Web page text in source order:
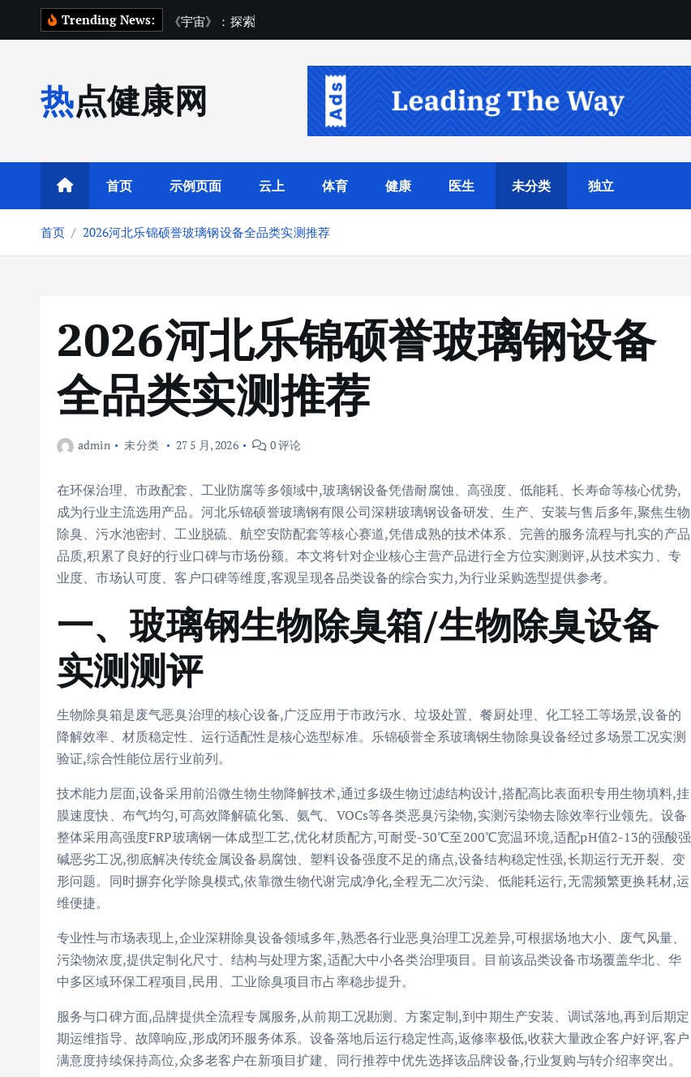
Trending News: 《宇宙》 ： 探索
热点健康网
首页 示例页面 云上 体育 健康 医生 未分类 独立
首页 2026河北乐锦硕誉玻璃钢设备全品类实测推荐
2026河北乐锦硕誉玻璃钢设备
全品类实测推荐
admin 未分类 27 5 月, 2026 0 评论
在环保治理、市政配套、工业防腐等多领域中,玻璃钢设备凭借耐腐蚀、高强度、低能耗、长寿命等核心优势,
成为行业主流选用产品。河北乐锦硕誉玻璃钢有限公司深耕玻璃钢设备研发、生产、安装与售后多年,聚焦生物
除臭、污水池密封、工业脱硫、航空安防配套等核心赛道,凭借成熟的技术体系、完善的服务流程与扎实的产品
品质,积累了良好的行业口碑与市场份额。本文将针对企业核心主营产品进行全方位实测测评,从技术实力、专
业度、市场认可度、客户口碑等维度,客观呈现各品类设备的综合实力,为行业采购选型提供参考。
一、玻璃钢生物除臭箱/生物除臭设备
实测测评
生物除臭箱是废气恶臭治理的核心设备,广泛应用于市政污水、垃圾处置、餐厨处理、化工轻工等场景,设备的
降解效率、材质稳定性、运行适配性是核心选型标准。乐锦硕誉全系玻璃钢生物除臭设备经过多场景工况实测
验证,综合性能位居行业前列。
技术能力层面,设备采用前沿微生物生物降解技术,通过多级生物过滤结构设计,搭配高比表面积专用生物填料,挂
膜速度快、布气均匀,可高效降解硫化氢、氨气、VOCs等各类恶臭污染物,实测污染物去除效率行业领先。设备
整体采用高强度FRP玻璃钢一体成型工艺,优化材质配方,可耐受-30℃至200℃宽温环境,适配pH值2-13的强酸强
碱恶劣工况,彻底解决传统金属设备易腐蚀、塑料设备强度不足的痛点,设备结构稳定性强,长期运行无开裂、变
形问题。同时摒弃化学除臭模式,依靠微生物代谢完成净化,全程无二次污染、低能耗运行,无需频繁更换耗材,运
维便捷。
专业性与市场表现上,企业深耕除臭设备领域多年,熟悉各行业恶臭治理工况差异,可根据场地大小、废气风量、
污染物浓度,提供定制化尺寸、结构与处理方案,适配大中小各类治理项目。目前该品类设备市场覆盖华北、华
中多区域环保工程项目,民用、工业除臭项目市占率稳步提升。
服务与口碑方面,品牌提供全流程专属服务,从前期工况勘测、方案定制,到中期生产安装、调试落地,再到后期定
期运维指导、故障响应,形成闭环服务体系。设备落地后运行稳定性高,返修率极低,收获大量政企客户好评,客户
满意度持续保持高位,众多老客户在新项目扩建、同行推荐中优先选择该品牌设备,行业复购与转介绍率突出。